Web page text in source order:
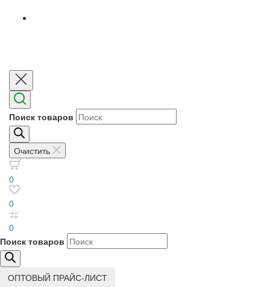
Поиск товаров
Очистить
0
0
0
Поиск товаров
ОПТОВЫЙ ПРАЙС-ЛИСТ